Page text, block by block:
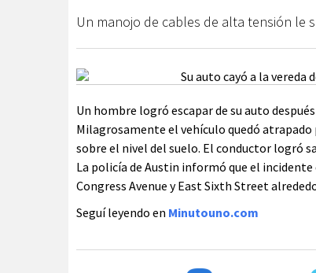
Un manojo de cables de alta tensión le
Un hombre logró escapar de su auto
Milagrosamente el vehículo quedó
sobre el nivel del suelo. El conductor logró
La policía de Austin informó que el
Congress Avenue y East Sixth Street
Seguí leyendo en Minutouno.com